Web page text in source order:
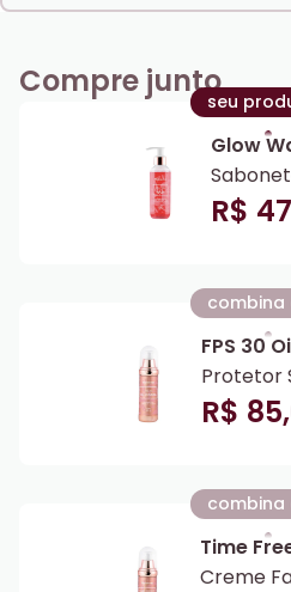
Compre junto
seu
Glow
R$
combina
FPS 30
Protetor
R$
combina
Time
Creme